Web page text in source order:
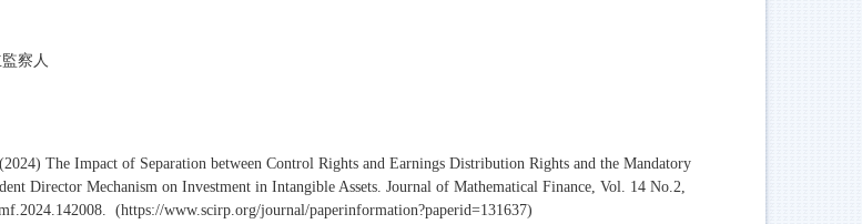
察人
The Impact of Separation between Control Rights and Earnings Distribution Rights and the Mandatory
Director Mechanism on Investment in Intangible Assets. Journal of Mathematical Finance, Vol. 14 No.2,
(https://www.scirp.org/journal/paperinformation?paperid=131637)